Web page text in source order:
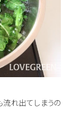
流れ出てしまうの